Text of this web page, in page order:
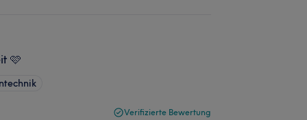
🩷
Verifizierte Bewertung